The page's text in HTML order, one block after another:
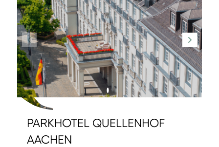
PARKHOTEL QUELLENHOF
AACHEN